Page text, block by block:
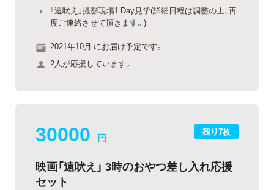
「遠吠え」撮影現場1 Day見学(詳細日程は調整の上、再
度ご連絡させて頂きます。)
2021年10月 にお届け予定です。
2人が応援しています。
残り7枚
30000 円
映画「遠吠え」 3時のおやつ差し入れ応援
セット